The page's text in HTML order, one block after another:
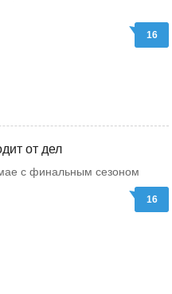
16
от дел
с финальным сезоном
16